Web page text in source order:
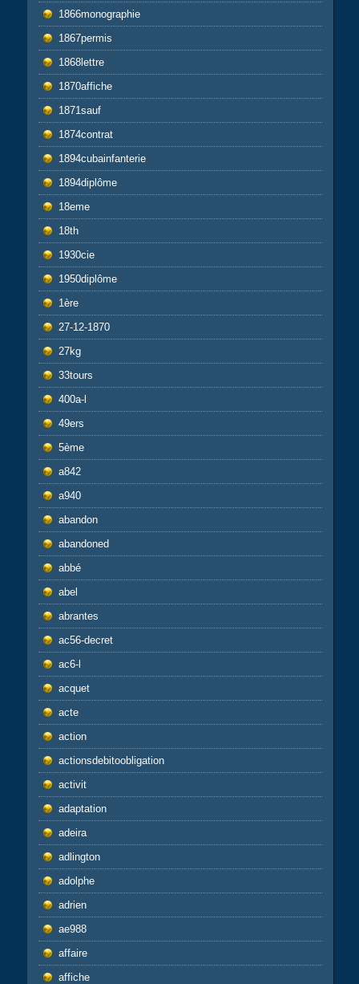
1866monographie
1867permis
1868lettre
1870affiche
1871sauf
1874contrat
1894cubainfanterie
1894diplôme
18eme
18th
1930cie
1950diplôme
1ère
27-12-1870
27kg
33tours
400a-l
49ers
5ème
a842
a940
abandon
abandoned
abbé
abel
abrantes
ac56-decret
ac6-l
acquet
acte
action
actionsdebitoobligation
activit
adaptation
adeira
adlington
adolphe
adrien
ae988
affaire
affiche